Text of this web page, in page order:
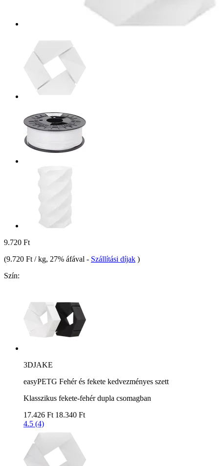
9.720 Ft
(9.720 Ft / kg, 27% áfával - Szállítási díjak )
Szín:
3DJAKE
easyPETG Fehér és fekete kedvezményes szett
Klasszikus fekete-fehér dupla csomagban
17.426 Ft 18.340 Ft
4.5 (4)